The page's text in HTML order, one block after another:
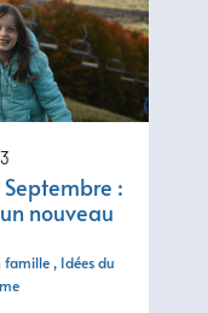
:
nouveau
famille
Idées du